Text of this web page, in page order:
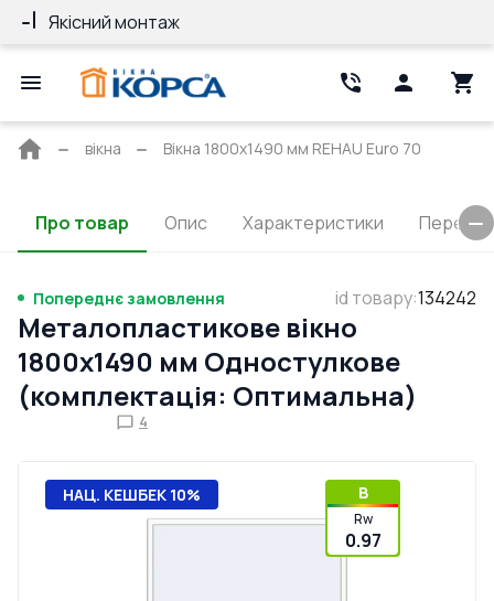
Якісний монтаж
Головна
вікна Вікна 1800x1490 мм REHAU Euro 70
Про товар Опис Характеристики
Попереднє замовлення id товару:134242
Металопластикове вікно
1800x1490 мм Одностулкове
(комплектація: Оптимальна)
4
НАЦ. КЕШБЕК 10% B
Rw
0.97